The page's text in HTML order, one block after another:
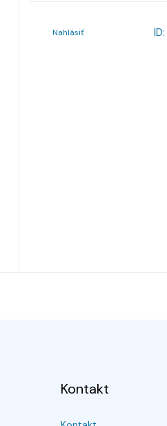
Nahlásiť ID:
Kontakt